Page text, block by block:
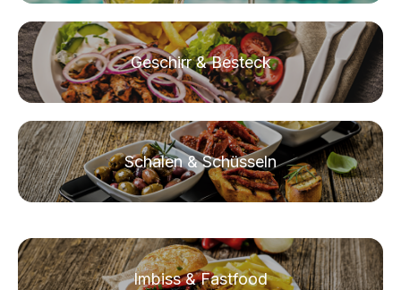
Geschirr & Besteck
Schalen & Schüsseln
Imbiss & Fastfood